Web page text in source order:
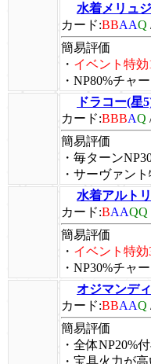
水着メリュ
カード:BBAAQ
簡易評価
・ イベント特効
・NP80%チャ
ドラコー(星
カード:BBBAQ
簡易評価
・毎ターン
・サーヴァン
水着アルト
カード:BAAQQ
簡易評価
・ イベント特効
・NP30%チャ
オジマンデ
カード:BBAAQ
簡易評価
・全体NP20%
・宝具火力が高